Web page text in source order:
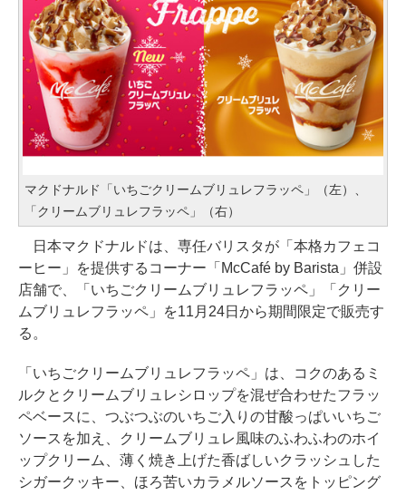
マクドナルド「いちごクリームブリュレフラッペ」（左）、
「クリームブリュレフラッペ」（右）
日本マクドナルドは、専任バリスタが「本格カフェコ
ーヒー」を提供するコーナー「McCafé by Barista」併設
店舗で、「いちごクリームブリュレフラッペ」「クリー
ムブリュレフラッペ」を11月24日から期間限定で販売す
る。
「いちごクリームブリュレフラッペ」は、コクのあるミ
ルクとクリームブリュレシロップを混ぜ合わせたフラッ
ペベースに、つぶつぶのいちご入りの甘酸っぱいいちご
ソースを加え、クリームブリュレ風味のふわふわのホイ
ップクリーム、薄く焼き上げた香ばしいクラッシュした
シガークッキー、ほろ苦いカラメルソースをトッピング